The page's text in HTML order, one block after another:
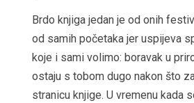
Brdo knjiga jedan je od onih
od samih početaka jer uspijeva
koje i sami volimo: boravak u
ostaju s tobom dugo nakon što
stranicu knjige. U vremenu kada